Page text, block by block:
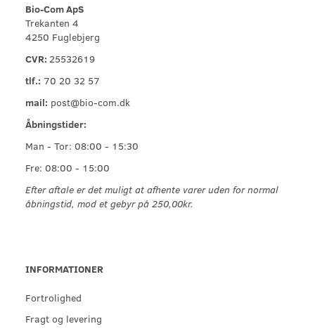
Bio-Com ApS
Trekanten 4
4250 Fuglebjerg
CVR: 25532619
tlf.: 70 20 32 57
mail: post@bio-com.dk
Åbningstider:
Man - Tor: 08:00 - 15:30
Fre: 08:00 - 15:00
Efter aftale er det muligt at afhente varer uden for normal
åbningstid, mod et gebyr på 250,00kr.
INFORMATIONER
Fortrolighed
Fragt og levering